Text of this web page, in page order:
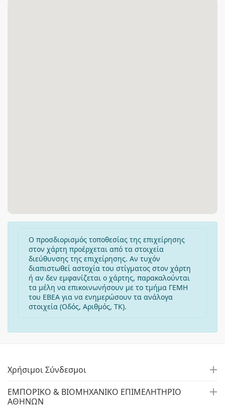
Ο προσδιορισμός τοποθεσίας της επιχείρησης
στον χάρτη προέρχεται από τα στοιχεία
διεύθυνσης της επιχείρησης. Αν τυχόν
διαπιστωθεί αστοχία του στίγματος στον χάρτη
ή αν δεν εμφανίζεται ο χάρτης, παρακαλούνται
τα μέλη να επικοινωνήσουν με το τμήμα ΓΕΜΗ
του ΕΒΕΑ για να ενημερώσουν τα ανάλογα
στοιχεία (Οδός, Αριθμός, ΤΚ).
Χρήσιμοι Σύνδεσμοι
ΕΜΠΟΡΙΚΟ & ΒΙΟΜΗΧΑΝΙΚΟ ΕΠΙΜΕΛΗΤΗΡΙΟ
ΑΘΗΝΩΝ